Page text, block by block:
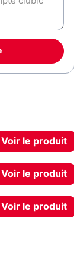
Voir le produit
Voir le produit
Voir le produit